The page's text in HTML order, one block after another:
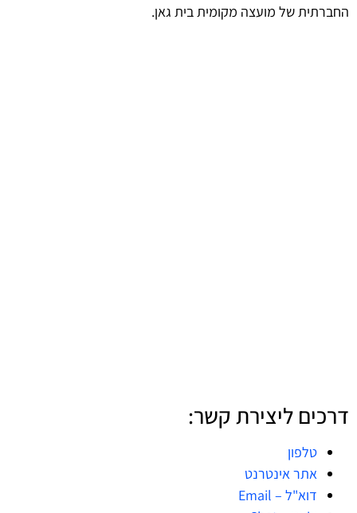
החברתית של מועצה מקומית בית גאן.
דרכים ליצירת קשר:
טלפון
אתר אינטרנט
דוא"ל – Email